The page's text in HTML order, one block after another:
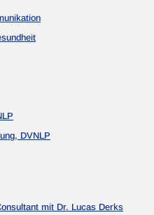
DVNLP
mit Dr. Lucas Derks